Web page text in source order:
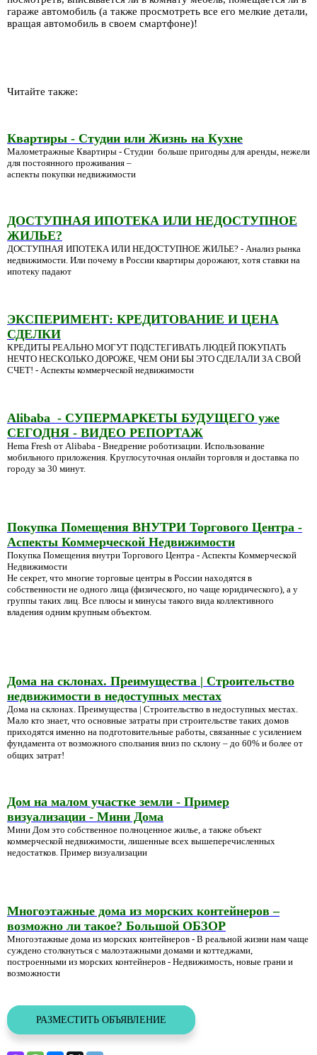
гараже автомобиль (а также просмотреть все его мелкие детали,
вращая автомобиль в своем смартфоне)!
Читайте также:
Квартиры - Студии или Жизнь на Кухне
Малометражные Квартиры - Студии больше пригодны для аренды, нежели
для постоянного проживания –
аспекты покупки недвижимости
ДОСТУПНАЯ ИПОТЕКА ИЛИ НЕДОСТУПНОЕ
ЖИЛЬЕ?
ДОСТУПНАЯ ИПОТЕКА ИЛИ НЕДОСТУПНОЕ ЖИЛЬЕ? - Анализ рынка
недвижимости. Или почему в России квартиры дорожают, хотя ставки на
ипотеку падают
ЭКСПЕРИМЕНТ: КРЕДИТОВАНИЕ И ЦЕНА
СДЕЛКИ
КРЕДИТЫ РЕАЛЬНО МОГУТ ПОДСТЕГИВАТЬ ЛЮДЕЙ ПОКУПАТЬ
НЕЧТО НЕСКОЛЬКО ДОРОЖЕ, ЧЕМ ОНИ БЫ ЭТО СДЕЛАЛИ ЗА СВОЙ
СЧЕТ! - Аспекты коммерческой недвижимости
Alibaba - СУПЕРМАРКЕТЫ БУДУЩЕГО уже
СЕГОДНЯ - ВИДЕО РЕПОРТАЖ
Hema Fresh от Alibaba - Внедрение роботизации. Использование
мобильного приложения. Круглосуточная онлайн торговля и доставка по
городу за 30 минут.
Покупка Помещения ВНУТРИ Торгового Центра -
Аспекты Коммерческой Недвижимости
Покупка Помещения внутри Торгового Центра - Аспекты Коммерческой
Недвижимости
Не секрет, что многие торговые центры в России находятся в
собственности не одного лица (физического, но чаще юридического), а у
группы таких лиц. Все плюсы и минусы такого вида коллективного
владения одним крупным объектом.
Дома на склонах. Преимущества | Строительство
недвижимости в недоступных местах
Дома на склонах. Преимущества | Строительство в недоступных местах.
Мало кто знает, что основные затраты при строительстве таких домов
приходятся именно на подготовительные работы, связанные с усилением
фундамента от возможного сползания вниз по склону – до 60% и более от
общих затрат!
Дом на малом участке земли - Пример
визуализации - Мини Дома
Мини Дом это собственное полноценное жилье, а также объект
коммерческой недвижимости, лишенные всех вышеперечисленных
недостатков. Пример визуализации
Многоэтажные дома из морских контейнеров –
возможно ли такое? Большой ОБЗОР
Многоэтажные дома из морских контейнеров - В реальной жизни нам чаще
суждено столкнуться с малоэтажными домами и коттеджами,
построенными из морских контейнеров - Недвижимость, новые грани и
возможности
РАЗМЕСТИТЬ ОБЪЯВЛЕНИЕ